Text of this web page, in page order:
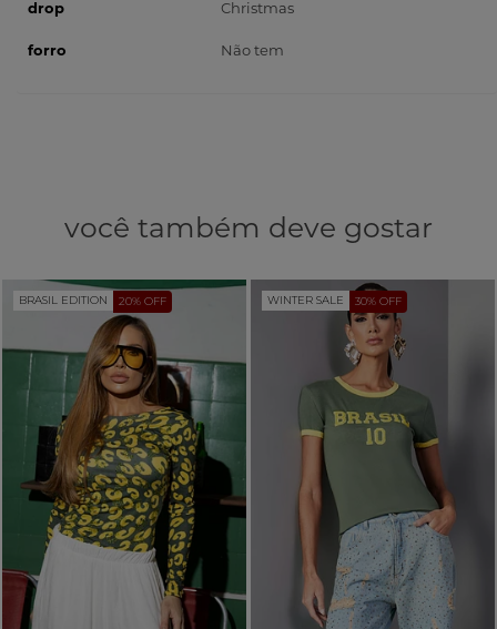
drop Christmas
forro Não tem
você também deve gostar
BRASIL EDITION 20% OFF WINTER SALE 30% OFF